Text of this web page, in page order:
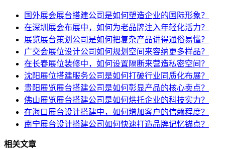
国外展会展台搭建公司是如何塑造企业的国际形象？
在深圳展会布展中，如何为老品牌注入年轻化活力？
展览展台策划公司是如何把复杂产品讲得通俗易懂？
广交会展位设计公司如何规划空间来容纳更多样品？
在长春展位装修中，如何设置隔断来营造私密空间？
沈阳展位搭建服务公司是如何打破行业同质化布展？
贵阳展览展台搭建公司是如何彰显产品的核心卖点？
佛山展览展台搭建公司是如何烘托企业的科技实力？
在海口展台设计搭建中，如何增加客户的信赖程度？
南宁展台设计搭建公司如何快速打造品牌记忆锚点？
相关文章